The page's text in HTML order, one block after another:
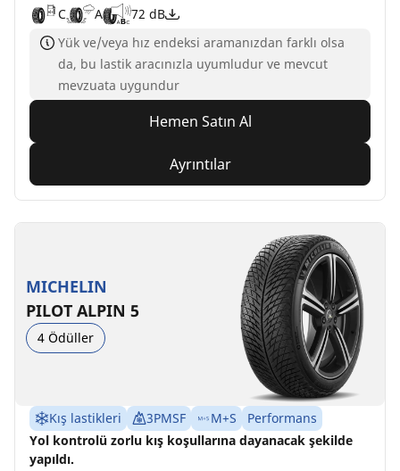
C
A 72 dB
Yük ve/veya hız endeksi aramanızdan farklı olsa
da, bu lastik aracınızla uyumludur ve mevcut
mevzuata uygundur
Hemen Satın Al
Ayrıntılar
MICHELIN
PILOT ALPIN 5
4 Ödüller
Kış lastikleri 3PMSF M+S
Performans
Yol kontrolü zorlu kış koşullarına dayanacak şekilde
yapıldı.